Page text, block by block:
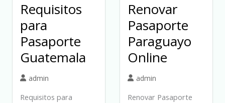
Requisitos
para
Pasaporte
Guatemala
admin
Requisitos para
Renovar
Pasaporte
Paraguayo
Online
admin
Renovar Pasaporte